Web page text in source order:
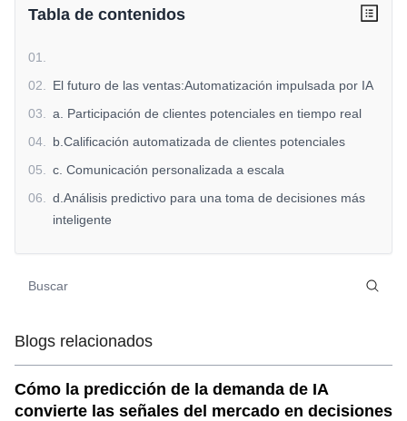
Tabla de contenidos
01
02
El futuro de las ventas:Automatización impulsada por IA
03
a. Participación de clientes potenciales en tiempo real
04
b.Calificación automatizada de clientes potenciales
05
c. Comunicación personalizada a escala
06
d.Análisis predictivo para una toma de decisiones más
inteligente
ventas con IA
Blogs relacionados
Cómo la predicción de la demanda de IA
convierte las señales del mercado en decisiones